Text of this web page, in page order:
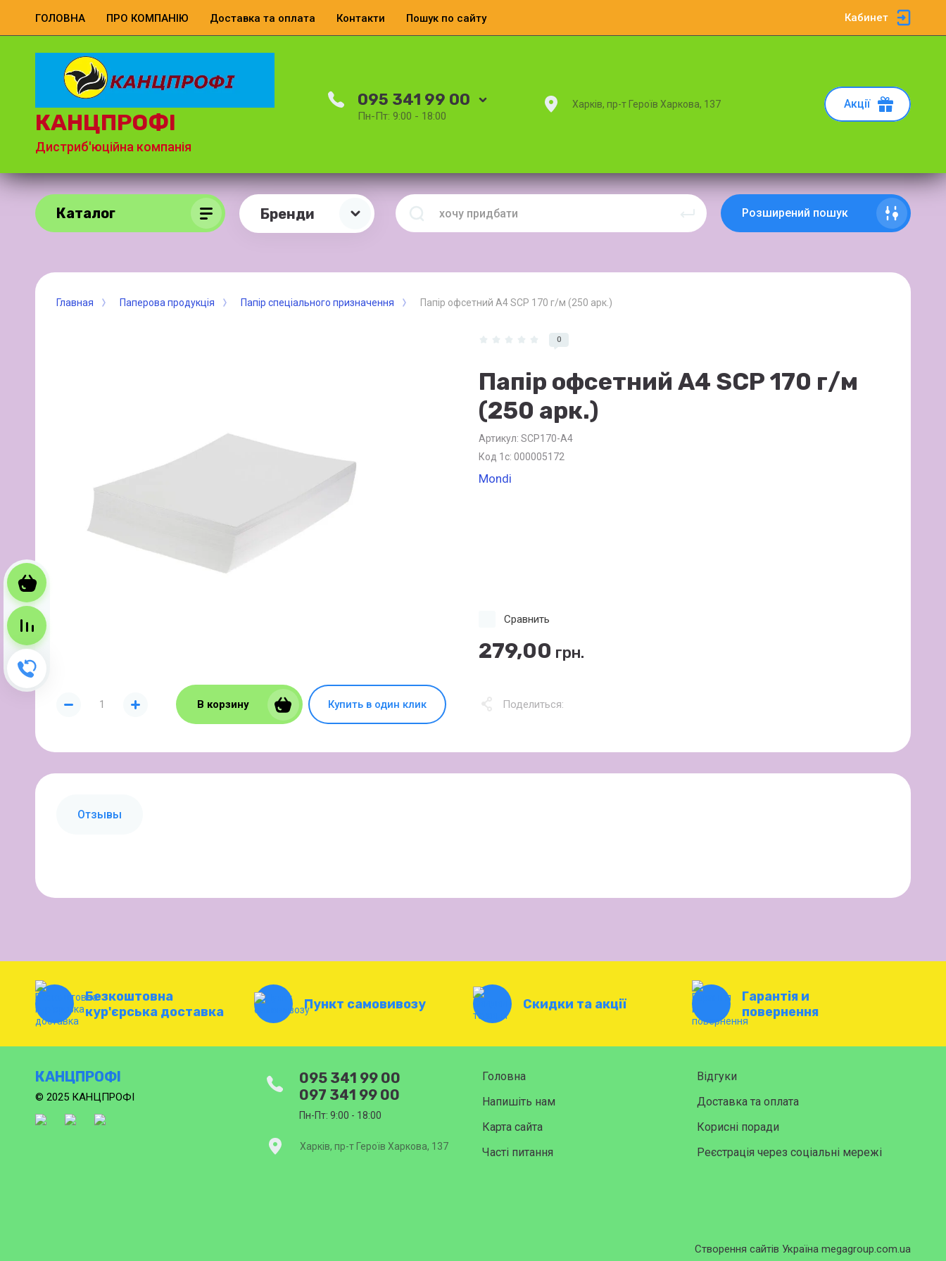
ГОЛОВНА ПРО КОМПАНІЮ Доставка та оплата Контакти Пошук по сайту Кабинет
КАНЦПРОФІ
Дистриб'юційна компанія
095 341 99 00
Пн-Пт: 9:00 - 18:00
Харків, пр-т Героїв Харкова, 137 Акції
Каталог Бренди Розширений пошук
Главная Паперова продукція Папір спеціального призначення Папір офсетний А4 SCP 170 г/м (250 арк.)
0
Папір офсетний А4 SCP 170 г/м
(250 арк.)
Артикул: SCP170-А4
Код 1с: 000005172
Mondi
279,00 грн.
Сравнить
В корзину Купить в один клик Поделиться:
Отзывы
Безкоштовна
кур'єрська доставка
Пункт самовивозу Скидки та акції
Гарантія и
повернення
КАНЦПРОФІ
© 2025 КАНЦПРОФІ
095 341 99 00
097 341 99 00
Пн-Пт: 9:00 - 18:00
Харків, пр-т Героїв Харкова, 137
Головна
Відгуки
Напишіть нам
Доставка та оплата
Карта сайта
Корисні поради
Часті питання
Реєстрація через соціальні мережі
Створення сайтів Україна megagroup.com.ua